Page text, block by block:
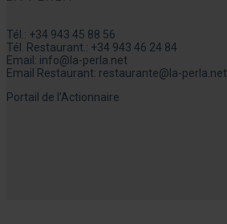
Tél.: +34 943 45 88 56
Tél. Restaurant.: +34 943 46 24 84
Email: info@la-perla.net
Email Restaurant: restaurante@la-perla.net
Portail de l’Actionnaire